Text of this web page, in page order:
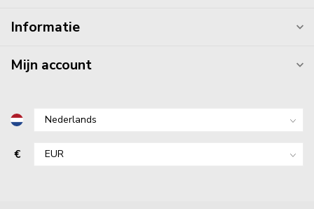
Informatie
Mijn account
€